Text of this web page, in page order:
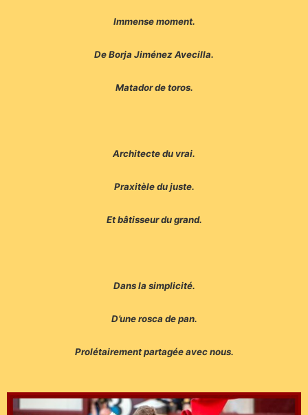
Immense moment.
De Borja Jiménez Avecilla.
Matador de toros.
Architecte du vrai.
Praxitèle du juste.
Et bâtisseur du grand.
Dans la simplicité.
D’une rosca de pan.
Prolétairement partagée avec nous.